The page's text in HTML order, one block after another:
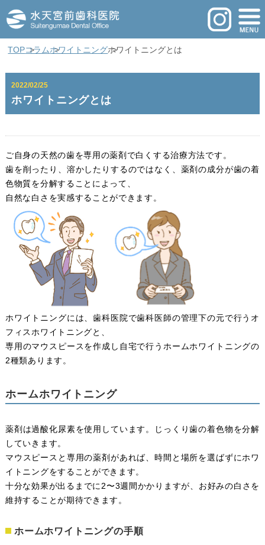
TOPコラムホワイトニングホワイトニングとは
2022/02/25
ホワイトニングとは
ご自身の天然の歯を専用の薬剤で白くする治療方法です。
歯を削ったり、溶かしたりするのではなく、薬剤の成分が歯の着
色物質を分解することによって、
自然な白さを実感することができます。
ホワイトニングには、歯科医院で歯科医師の管理下の元で行うオ
フィスホワイトニングと、
専用のマウスピースを作成し自宅で行うホームホワイトニングの
2種類あります。
ホームホワイトニング
薬剤は過酸化尿素を使用しています。じっくり歯の着色物を分解
していきます。
マウスピースと専用の薬剤があれば、時間と場所を選ばずにホワ
イトニングをすることができます。
十分な効果が出るまでに2〜3週間かかりますが、お好みの白さを
維持することが期待できます。
ホームホワイトニングの手順